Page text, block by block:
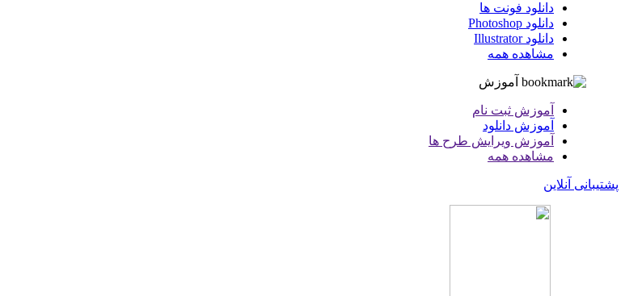
دانلود فونت ها
دانلود Photoshop
دانلود Illustrator
مشاهده همه
آموزش
آموزش ثبت نام
آموزش دانلود
آموزش ویرایش طرح ها
مشاهده همه
پشتیبانی آنلاین